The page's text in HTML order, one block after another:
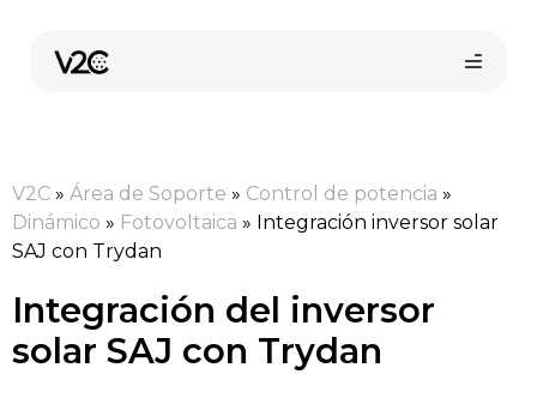
contenido
Compra online
V2C » Área de Soporte » Control de potencia »
Dinámico » Fotovoltaica » Integración inversor solar
SAJ con Trydan
Integración del inversor
solar SAJ con Trydan